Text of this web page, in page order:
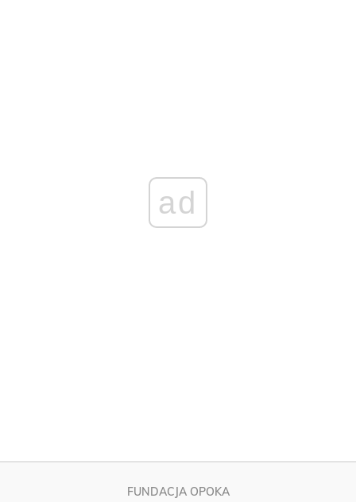
ad
FUNDACJA OPOKA